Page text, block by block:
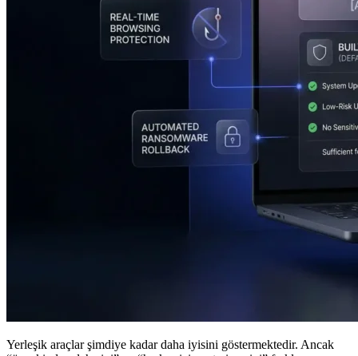
Yerleşik araçlar şimdiye kadar daha iyisini göstermektedir. Ancak